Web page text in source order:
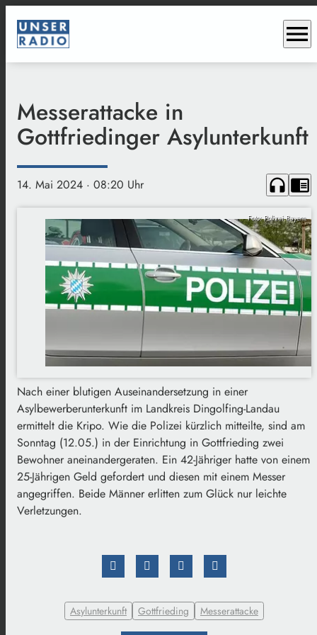
menu
Messerattacke in
Gottfriedinger Asylunterkunft
14. Mai 2024 · 08:20 Uhr headphones chrome_reader_mode
Foto: Polizei Bayern
Nach einer blutigen Auseinandersetzung in einer
Asylbewerberunterkunft im Landkreis Dingolfing-Landau
ermittelt die Kripo. Wie die Polizei kürzlich mitteilte, sind am
Sonntag (12.05.) in der Einrichtung in Gottfrieding zwei
Bewohner aneinandergeraten. Ein 42-Jähriger hatte von einem
25-Jährigen Geld gefordert und diesen mit einem Messer
angegriffen. Beide Männer erlitten zum Glück nur leichte
Verletzungen.
Asylunterkunft Gottfrieding Messerattacke